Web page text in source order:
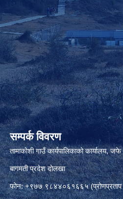
सम्पर्क विवरण
तामाकोशी गाउँ कार्यपालिकाको कार्यालय, जफे
बागमती प्रदेश दोलखा
फोन: +९७७ ९८४४०६१६६५ (प्रोणप्रताप